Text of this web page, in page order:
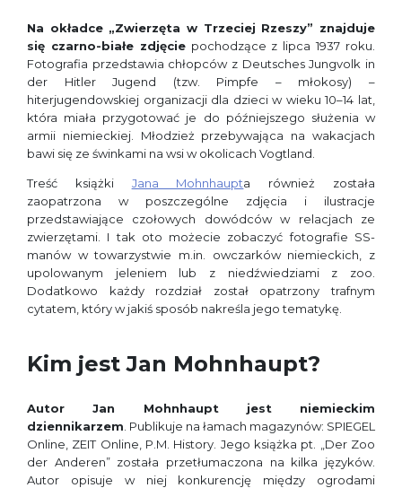
Na okładce „Zwierzęta w Trzeciej Rzeszy” znajduje
się czarno-białe zdjęciepochodzące z lipca 1937 roku.
Fotografia przedstawia chłopców z Deutsches Jungvolk in
der Hitler Jugend (tzw. Pimpfe – młokosy) –
hiterjugendowskiej organizacji dla dzieci w wieku 10–14 lat,
która miała przygotować je do późniejszego służenia w
armii niemieckiej. Młodzież przebywająca na wakacjach
bawi się ze świnkami na wsi w okolicach Vogtland.
Treść książki Jana Mohnhaupta również została
zaopatrzona w poszczególne zdjęcia i ilustracje
przedstawiające czołowych dowódców w relacjach ze
zwierzętami. I tak oto możecie zobaczyć fotografie SS-
manów w towarzystwie m.in. owczarków niemieckich, z
upolowanym jeleniem lub z niedźwiedziami z zoo.
Dodatkowo każdy rozdział został opatrzony trafnym
cytatem, który w jakiś sposób nakreśla jego tematykę.
Kim jest Jan Mohnhaupt?
Autor Jan Mohnhaupt jest niemieckim
dziennikarzem . Publikuje na łamach magazynów: SPIEGEL
Online, ZEIT Online, P.M. History. Jego książka pt. „Der Zoo
der Anderen” została przetłumaczona na kilka języków.
Autor opisuje w niej konkurencję między ogrodami